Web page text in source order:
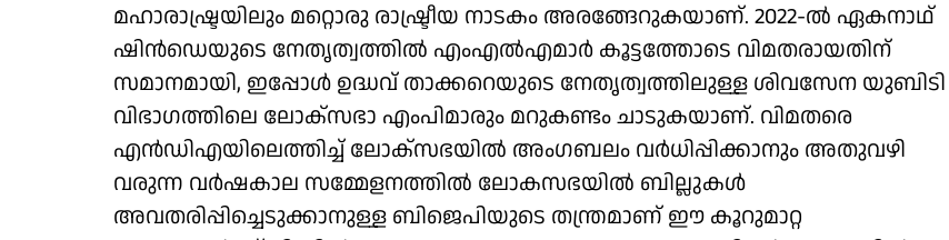
മഹാരാഷ്ട്രയിലും മറ്റൊരു രാഷ്ട്രീയ നാടകം അരങ്ങേറുകയാണ്. 2022-ല്‍ ഏകനാഥ്
ഷിന്‍ഡെയുടെ നേതൃത്വത്തില്‍ എംഎല്‍എമാര്‍ കൂട്ടത്തോടെ വിമതരായതിന്
സമാനമായി, ഇപ്പോള്‍ ഉദ്ധവ് താക്കറെയുടെ നേതൃത്വത്തിലുള്ള ശിവസേന യുബിടി
വിഭാഗത്തിലെ ലോക്സഭാ എംപിമാരും മറുകണ്ടം ചാടുകയാണ്. വിമതരെ
എന്‍ഡിഎയിലെത്തിച്ച് ലോക്സഭയില്‍ അംഗബലം വര്‍ധിപ്പിക്കാനും അതുവഴി
വരുന്ന വര്‍ഷകാല സമ്മേളനത്തില്‍ ലോകസഭയില്‍ ബില്ലുകള്‍
അവതരിപ്പിച്ചെടുക്കാനുള്ള ബിജെപിയുടെ തന്ത്രമാണ് ഈ കൂറുമാറ്റ